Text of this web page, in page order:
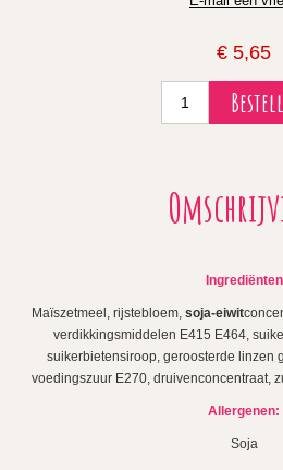
€ 5,65
Ingrediënten
Maïszetmeel, rijstebloem, soja-eiwit
verdikkingsmiddelen E415 E464,
suikerbietensiroop, geroosterde linzen
voedingszuur E270, druivenconcentraat,
Allergenen:
Soja